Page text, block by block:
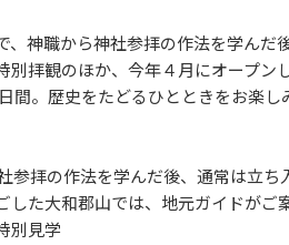
神職から神社参拝の作法を学んだ
拝観のほか、今年４月にオープン
。歴史をたどるひとときをお楽し
拝の作法を学んだ後、通常は立ち
た大和郡山では、地元ガイドがご
別見学